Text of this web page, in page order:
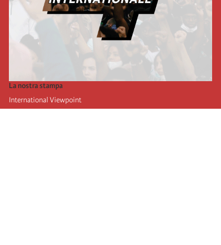
La nostra stampa
International Viewpoint